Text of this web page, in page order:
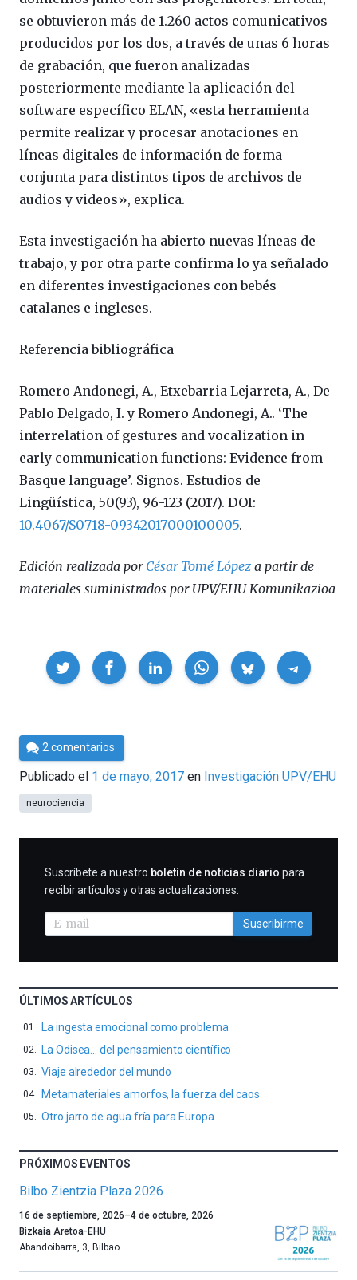
se obtuvieron más de 1.260 actos comunicativos
producidos por los dos, a través de unas 6 horas
de grabación, que fueron analizadas
posteriormente mediante la aplicación del
software específico ELAN, «esta herramienta
permite realizar y procesar anotaciones en
líneas digitales de información de forma
conjunta para distintos tipos de archivos de
audios y videos», explica.
Esta investigación ha abierto nuevas líneas de
trabajo, y por otra parte confirma lo ya señalado
en diferentes investigaciones con bebés
catalanes e ingleses.
Referencia bibliográfica
Romero Andonegi, A., Etxebarria Lejarreta, A., De
Pablo Delgado, I. y Romero Andonegi, A.. ‘The
interrelation of gestures and vocalization in
early communication functions: Evidence from
Basque language’. Signos. Estudios de
Lingüística, 50(93), 96-123 (2017). DOI:
10.4067/S0718-09342017000100005.
Edición realizada por César Tomé López a partir de
materiales suministrados por UPV/EHU Komunikazioa
Compartir
Por
César
Tomé
2 comentarios
Publicado el 1 de mayo, 2017 en Investigación UPV/EHU
neurociencia
SUSCRIBIRME
Suscríbete a nuestro boletín de noticias diario para
recibir artículos y otras actualizaciones.
Suscribirme
ÚLTIMOS ARTÍCULOS
La ingesta emocional como problema
La Odisea… del pensamiento científico
Viaje alrededor del mundo
Metamateriales amorfos, la fuerza del caos
Otro jarro de agua fría para Europa
PRÓXIMOS EVENTOS
Bilbo Zientzia Plaza 2026
Un
año
más,
16 de septiembre, 2026–4 de octubre, 2026
Bizkaia Aretoa-EHU
Abandoibarra, 3, Bilbao